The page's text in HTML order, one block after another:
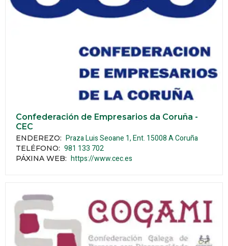
Confederación de Empresarios da Coruña -
CEC
ENDEREZO: Praza Luis Seoane 1, Ent. 15008A Coruña
TELÉFONO: 981 133 702
PÁXINA WEB: https://www.cec.es